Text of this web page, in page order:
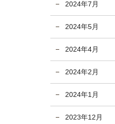
2024年7月
2024年5月
2024年4月
2024年2月
2024年1月
2023年12月